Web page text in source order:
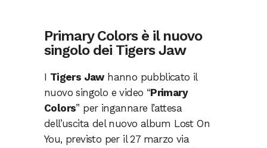
Primary Colors è il nuovo
singolo dei Tigers Jaw
I Tigers Jawhanno pubblicato il
nuovo singolo e video “Primary
Colors” per ingannare l’attesa
dell’uscita del nuovo album Lost On
You, previsto per il 27 marzo via